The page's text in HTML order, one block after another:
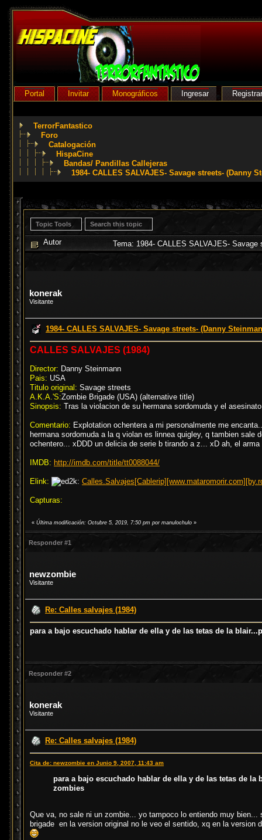
Portal Invitar Monográficos Ingresar
TerrorFantastico
Foro
Catalogación
HispaCine
Bandas/ Pandillas Callejeras
1984- CALLES SALVAJES- Savage streets- (Danny
Topic Tools Search this topic
Autor Tema: 1984- CALLES SALVAJES-
konerak
Visitante
1984- CALLES SALVAJES- Savage streets- (Danny
CALLES SALVAJES (1984)
Director: Danny Steinmann
Pais: USA
Titulo original: Savage streets
A.K.A.'S:Zombie Brigade (USA) (alternative title)
Sinopsis: Tras la violacion de su hermana sordomuda y el
Comentario: Explotation ochentera a mi personalmente me
hermana sordomuda a la q violan es linnea quigley, q tambien
ochentero... xDDD un delicia de serie b tirando a z... xD ah, el
IMDB: http://imdb.com/title/tt0088044/
Elink:
Capturas:
« Última modificación: Octubre 5, 2019, 7:50 pm por manulochulo »
Responder #1
newzombie
Visitante
Re: Calles salvajes (1984)
para a bajo escuchado hablar de ella y de las tetas de la
Responder #2
konerak
Visitante
Re: Calles salvajes (1984)
Cita de: newzombie en Junio 9, 2007, 11:43 am
para a bajo escuchado hablar de ella y de las tetas de
zombies
Que va, no sale ni un zombie... yo tampoco lo entiendo muy
brigade en la version original no le veo el sentido, xq en la version